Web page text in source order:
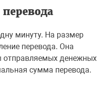
минуту. На размер
перевода. Она
денежных
сумма перевода.